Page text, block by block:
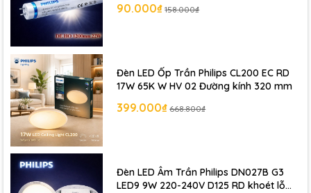
90.000₫ 158.000₫
Đèn LED Ốp Trần Philips CL200 EC RD
17W 65K W HV 02 Đường kính 320 mm
399.000₫ 668.800₫
Đèn LED Âm Trần Philips DN027B G3
LED9 9W 220-240V D125 RD khoét lỗ